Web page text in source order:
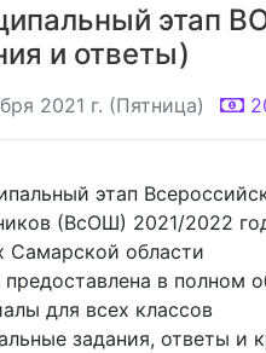
этап
и ответы)
2021 г. (Пятница)
этап
(ВсОШ) 2021/2022
Самарской области
предоставлена в полном
для всех классов
задания, ответы и